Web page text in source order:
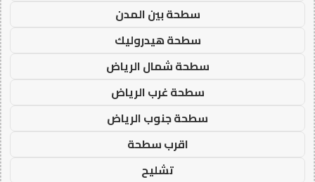
سطحة بين المدن
سطحة هيدروليك
سطحة شمال الرياض
سطحة غرب الرياض
سطحة جنوب الرياض
اقرب سطحة
تشليح